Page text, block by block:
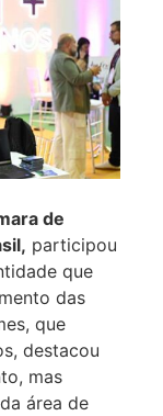
de
participou
que
das
que
destacou
mas
área de